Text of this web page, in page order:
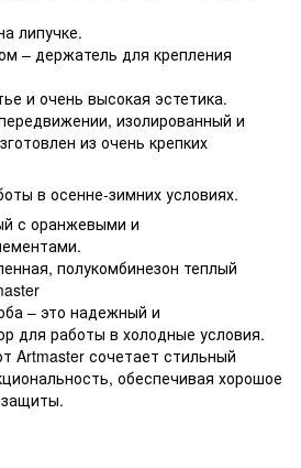
липучке.
– держатель для крепления
и очень высокая эстетика.
изолированный и
из очень крепких
в осенне-зимних условиях.
с оранжевыми и
полукомбинезон теплый
– это надежный и
для работы в холодные условия.
Artmaster сочетает стильный
обеспечивая хорошое